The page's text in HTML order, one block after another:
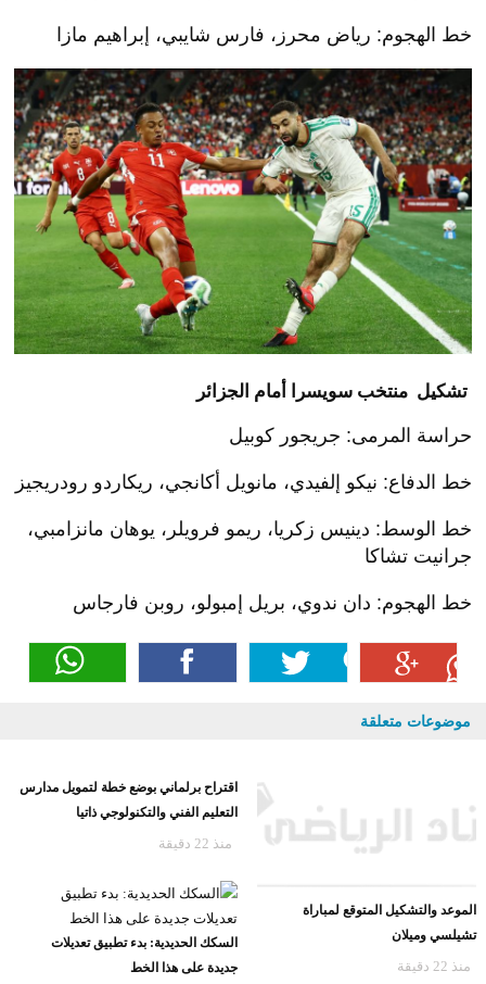
خط الهجوم: رياض محرز، فارس شايبي، إبراهيم مازا
حراسة المرمى: جريجور كوبيل
خط الدفاع: نيكو إلفيدي، مانويل أكانجي، ريكاردو رودريجيز
خط الوسط: دينيس زكريا، ريمو فرويلر، يوهان مانزامبي،
جرانيت تشاكا
خط الهجوم: دان ندوي، بريل إمبولو، روبن فارجاس
موضوعات متعلقة
الموعد والتشكيل المتوقع لمباراة
تشيلسي وميلان
منذ 22 دقيقة
اقتراح برلماني بوضع خطة لتمويل مدارس
التعليم الفني والتكنولوجي ذاتيا
منذ 22 دقيقة
السكك الحديدية: بدء تطبيق تعديلات
جديدة على هذا الخط